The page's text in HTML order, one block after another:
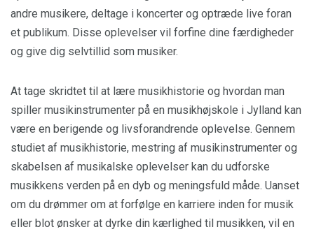
andre musikere, deltage i koncerter og optræde live foran
et publikum. Disse oplevelser vil forfine dine færdigheder
og give dig selvtillid som musiker.
At tage skridtet til at lære musikhistorie og hvordan man
spiller musikinstrumenter på en musikhøjskole i Jylland kan
være en berigende og livsforandrende oplevelse. Gennem
studiet af musikhistorie, mestring af musikinstrumenter og
skabelsen af musikalske oplevelser kan du udforske
musikkens verden på en dyb og meningsfuld måde. Uanset
om du drømmer om at forfølge en karriere inden for musik
eller blot ønsker at dyrke din kærlighed til musikken, vil en